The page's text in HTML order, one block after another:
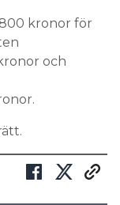
kronor för
och